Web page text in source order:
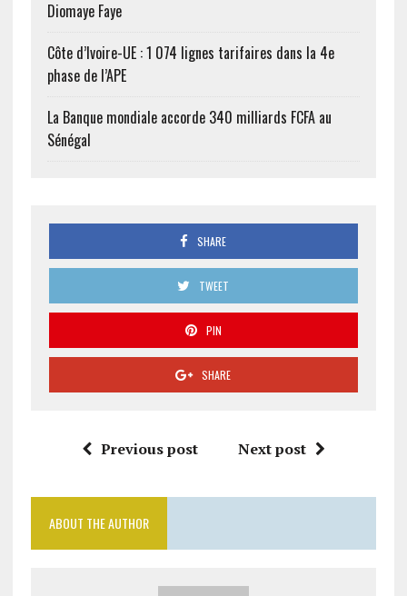
Diomaye Faye
Côte d’Ivoire-UE : 1 074 lignes tarifaires dans la 4e
phase de l’APE
La Banque mondiale accorde 340 milliards FCFA au
Sénégal
SHARE
TWEET
PIN
SHARE
Previous post Next post
ABOUT THE AUTHOR